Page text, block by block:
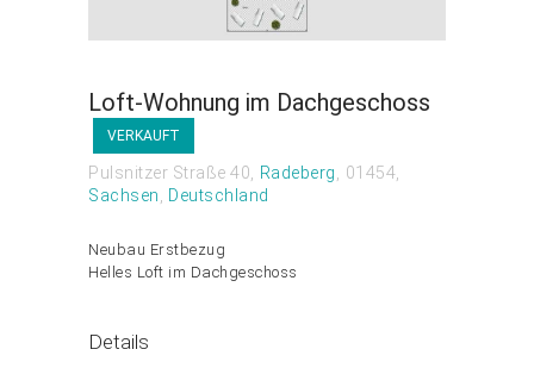
Loft-Wohnung im Dachgeschoss
VERKAUFT
Pulsnitzer Straße 40 Radeberg
01454
Sachsen
Deutschland
Neubau Erstbezug
Helles Loft im Dachgeschoss
Details